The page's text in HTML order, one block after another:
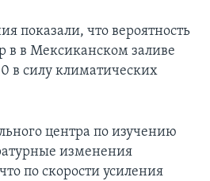
показали, что вероятность
в в Мексиканском заливе
в силу климатических
центра по изучению
изменения
по скорости усиления